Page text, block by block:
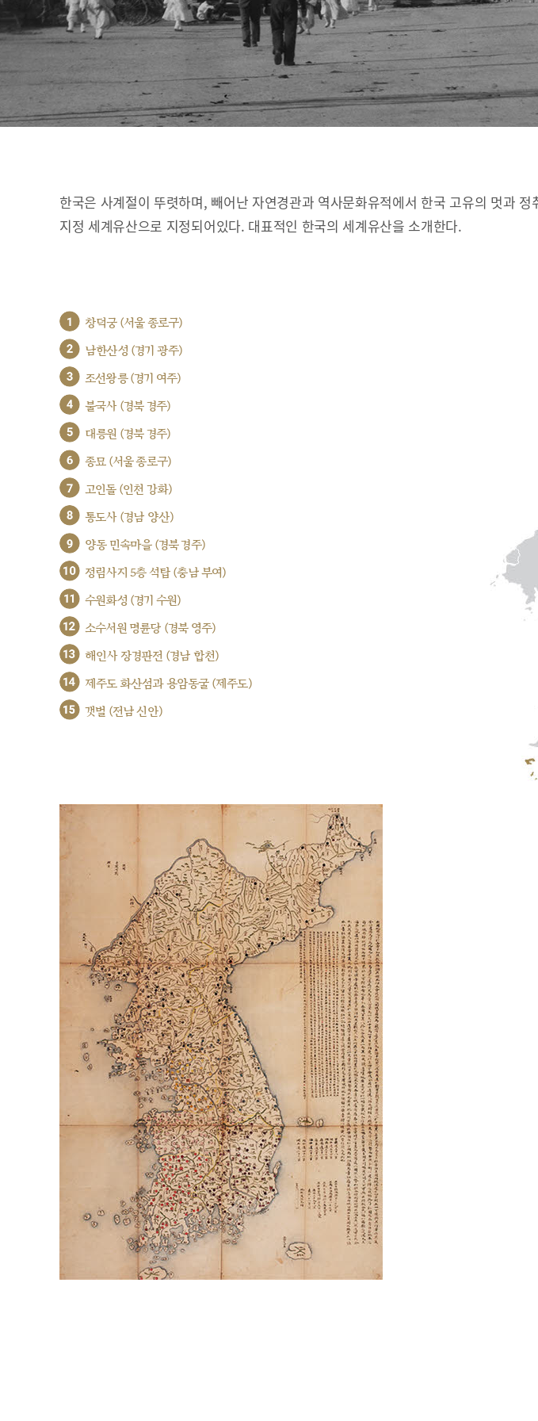
한국은 사계절이 뚜렷하며, 빼어난 자연경관과 역사문화유적에서 한국 고유의 멋과
지정 세계유산으로 지정되어있다. 대표적인 한국의 세계유산을 소개한다.
1 창덕궁 (서울 종로구)
2 남한산성 (경기 광주)
3 조선왕릉 (경기 여주)
4 불국사 (경북 경주)
5 대릉원 (경북 경주)
6 종묘 (서울 종로구)
7 고인돌 (인천 강화)
8 통도사 (경남 양산)
9 양동 민속마을 (경북 경주)
10 정림사지 5층 석탑 (충남 부여)
11 수원화성 (경기 수원)
12 소수서원 명륜당 (경북 영주)
13 해인사 장경판전 (경남 합천)
14 제주도 화산섬과 용암동굴 (제주도)
15 갯벌 (전남 신안)